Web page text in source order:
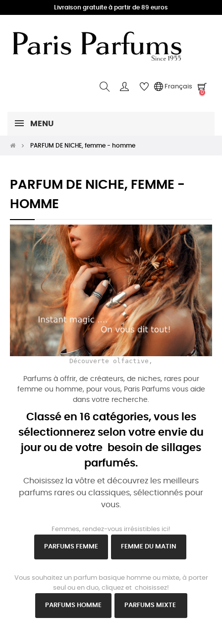
Livraison gratuite à partir de 89 euros
Français
0
MENU
PARFUM DE NICHE, femme - homme
PARFUM DE NICHE, FEMME -
HOMME
Découverte olfactive,
Parfums à offrir, de créateurs, de niches, rares pour
femme ou homme, pour vous, Paris Parfums vous aide
dans votre recherche.
Classé en 16 catégories, vous les
sélectionnerez selon votre envie du
jour ou de votre besoin de sillages
parfumés.
Choisissez la vôtre et découvrez les meilleurs
parfums rares ou classiques, sélectionnés pour
vous.
Femmes, rendez-vous irrésistibles ici!
PARFUMS FEMME FEMME DU MATIN
Vous souhaitez un parfum basique homme ou mixte, à porter
seul ou en duo, cliquez et choisissez!
PARFUMS HOMME PARFUMS MIXTE